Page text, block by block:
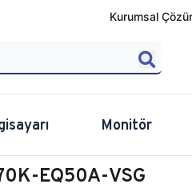
Kurumsal
Monitör
EQ50A-VSG